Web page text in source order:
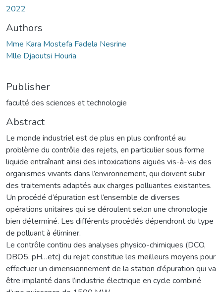
2022
Authors
Mme Kara Mostefa Fadela Nesrine
Mlle Djaoutsi Houria
Publisher
faculté des sciences et technologie
Abstract
Le monde industriel est de plus en plus confronté au
problème du contrôle des rejets, en particulier sous forme
liquide entraînant ainsi des intoxications aiguës vis-à-vis des
organismes vivants dans l’environnement, qui doivent subir
des traitements adaptés aux charges polluantes existantes.
Un procédé d’épuration est l’ensemble de diverses
opérations unitaires qui se déroulent selon une chronologie
bien déterminé. Les différents procédés dépendront du type
de polluant à éliminer.
Le contrôle continu des analyses physico-chimiques (DCO,
DBO5, pH…etc) du rejet constitue les meilleurs moyens pour
effectuer un dimensionnement de la station d’épuration qui va
être implanté dans l’industrie électrique en cycle combiné